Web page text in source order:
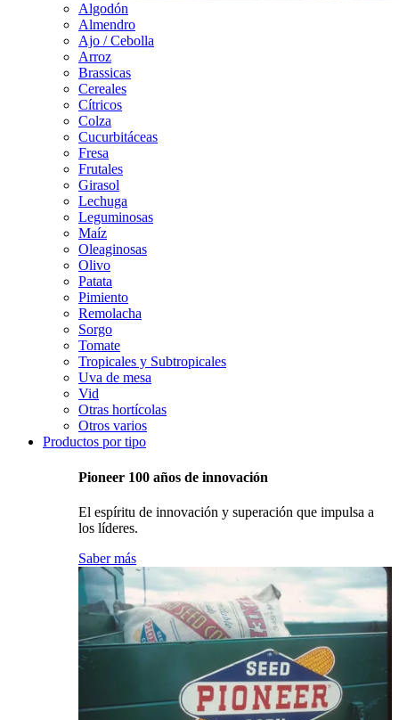
Algodón
Almendro
Ajo / Cebolla
Arroz
Brassicas
Cereales
Cítricos
Colza
Cucurbitáceas
Fresa
Frutales
Girasol
Lechuga
Leguminosas
Maíz
Oleaginosas
Olivo
Patata
Pimiento
Remolacha
Sorgo
Tomate
Tropicales y Subtropicales
Uva de mesa
Vid
Otras hortícolas
Otros varios
Productos por tipo
Pioneer 100 años de innovación
El espíritu de innovación y superación que impulsa a
los líderes.
Saber más